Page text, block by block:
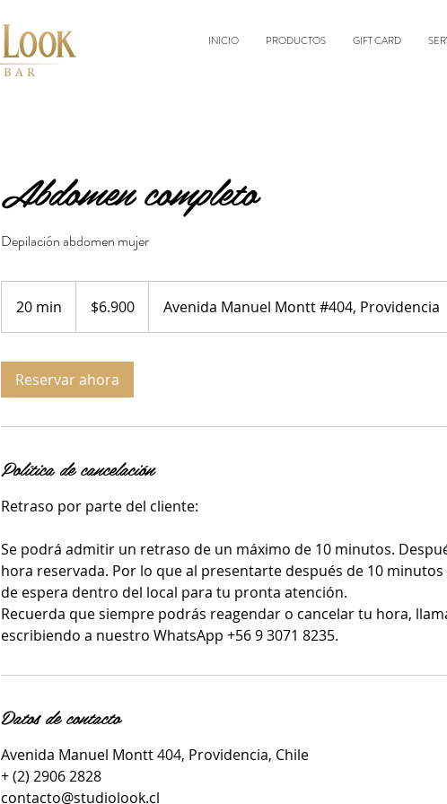
INICIO PRODUCTOS GIFT CARD
Abdomen completo
Depilación abdomen mujer
20 min
0
m
i
chilenos
$6.900 Avenida Manuel Montt #404, Providencia
Reservar ahora
Política de cancelación
Retraso por parte del cliente:
Se podrá admitir un retraso de un máximo de 10 minutos.
hora reservada. Por lo que al presentarte después de 10
de espera dentro del local para tu pronta atención.
Recuerda que siempre podrás reagendar o cancelar tu hora,
escribiendo a nuestro WhatsApp +56 9 3071 8235.
Datos de contacto
Avenida Manuel Montt 404, Providencia, Chile
+ (2) 2906 2828
contacto@studiolook.cl